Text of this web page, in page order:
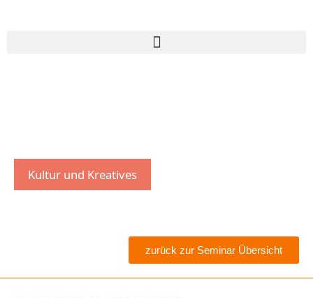
Kultur und Kreatives
zurück zur Seminar Übersicht